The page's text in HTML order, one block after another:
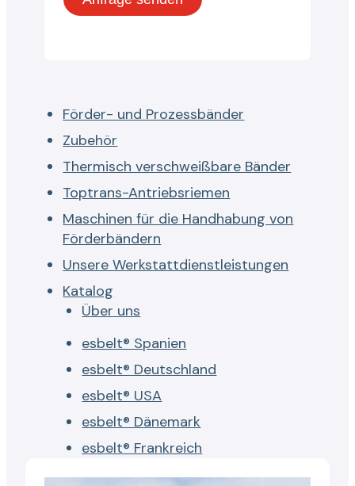
Förder- und Prozessbänder
Zubehör
Thermisch verschweißbare Bänder
Toptrans-Antriebsriemen
Maschinen für die Handhabung von
Förderbändern
Unsere Werkstattdienstleistungen
Katalog
Über uns
esbelt® Spanien
esbelt® Deutschland
esbelt® USA
esbelt® Dänemark
esbelt® Frankreich